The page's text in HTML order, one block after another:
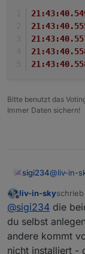
Bitte benutzt das
Immer Daten sichern!
sigi234@liv-in-
Offline
liv-in-skyschrieb
zuletzt
@sigi234 die
du selbst
andere kommt
nicht installiert -